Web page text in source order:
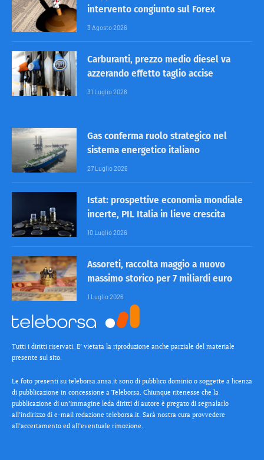
intervento congiunto sul Forex
3 Agosto 2026
Carburanti, prezzo medio diesel va
azzerando effetto taglio accise
31 Luglio 2026
Gas conferma ruolo strategico nel
sistema energetico italiano
27 Luglio 2026
Istat: prospettive economia mondiale
incerte, PIL Italia in lieve crescita
10 Luglio 2026
Assoreti, raccolta maggio a nuovo
massimo storico per 7 miliardi euro
1 Luglio 2026
Tutti i diritti riservati. E’ vietata la riproduzione anche parziale del materiale
presente sul sito.
Le foto presenti su teleborsa.ansa.it sono di pubblico dominio o soggette a licenza
di pubblicazione in concessione a Teleborsa. Chiunque ritenesse che la
pubblicazione di un’immagine leda diritti di autore è pregato di segnalarlo
all’indirizzo di e-mail redazione teleborsa.it. Sarà nostra cura provvedere
all’accertamento ed all’eventuale rimozione.